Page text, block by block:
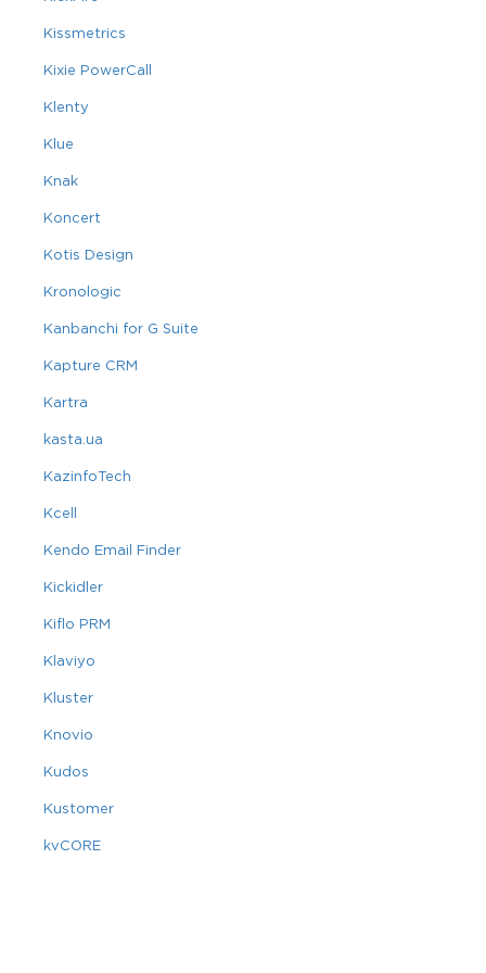
Kissmetrics
Kixie PowerCall
Klenty
Klue
Knak
Koncert
Kotis Design
Kronologic
Kanbanchi for G Suite
Kapture CRM
Kartra
kasta.ua
KazinfoTech
Kcell
Kendo Email Finder
Kickidler
Kiflo PRM
Klaviyo
Kluster
Knovio
Kudos
Kustomer
kvCORE